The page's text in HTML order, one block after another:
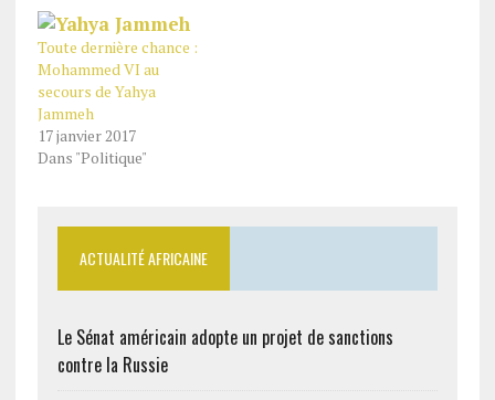
Toute dernière chance :
Mohammed VI au
secours de Yahya
Jammeh
17 janvier 2017
Dans "Politique"
ACTUALITÉ AFRICAINE
Le Sénat américain adopte un projet de sanctions
contre la Russie